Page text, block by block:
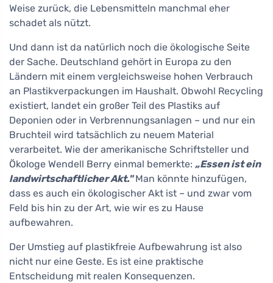
Weise zurück, die Lebensmitteln manchmal eher
schadet als nützt.
Und dann ist da natürlich noch die ökologische Seite
der Sache. Deutschland gehört in Europa zu den
Ländern mit einem vergleichsweise hohen Verbrauch
an Plastikverpackungen im Haushalt. Obwohl Recycling
existiert, landet ein großer Teil des Plastiks auf
Deponien oder in Verbrennungsanlagen – und nur ein
Bruchteil wird tatsächlich zu neuem Material
verarbeitet. Wie der amerikanische Schriftsteller und
Ökologe Wendell Berry einmal bemerkte: „Essen ist ein
landwirtschaftlicher Akt."Man könnte hinzufügen,
dass es auch ein ökologischer Akt ist – und zwar vom
Feld bis hin zu der Art, wie wir es zu Hause
aufbewahren.
Der Umstieg auf plastikfreie Aufbewahrung ist also
nicht nur eine Geste. Es ist eine praktische
Entscheidung mit realen Konsequenzen.